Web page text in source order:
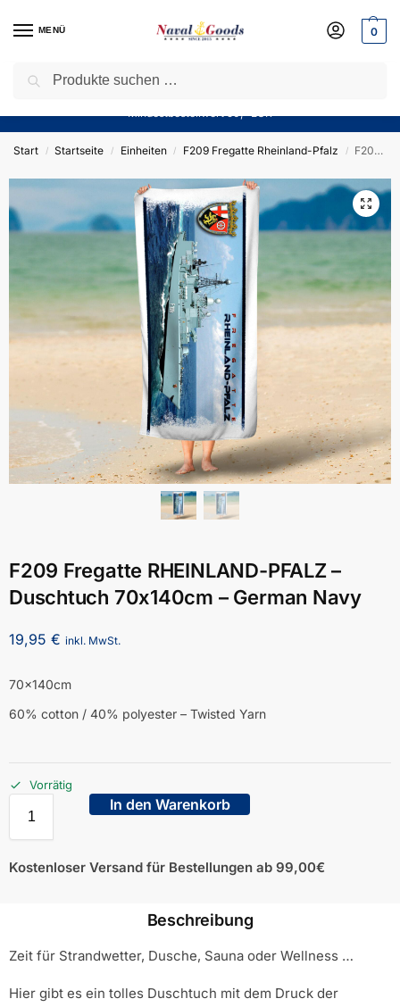
MENÜ 0
Sparen Sie jetzt bares Geld! — Mit unserem Gutschein
Mindestbestellwert 50,- EUR
Start / Startseite / Einheiten / F209 Fregatte Rheinland-Pfalz / F209 Fregatte RHEINLAND-PFALZ – Duschtuch 70x140cm – German Navy
F209 Fregatte RHEINLAND-PFALZ –
Duschtuch 70x140cm – German Navy
19,95 € inkl. MwSt.
70x140cm
60% cotton / 40% polyester – Twisted Yarn
Vorrätig
In den Warenkorb
Kostenloser Versand für Bestellungen ab 99,00€
Beschreibung
Zeit für Strandwetter, Dusche, Sauna oder Wellness …
Hier gibt es ein tolles Duschtuch mit dem Druck der